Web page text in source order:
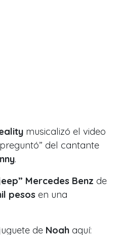
musicalizó el video
del cantante
.
Mercedes Benz de
pesos en una
de Noah aquí: